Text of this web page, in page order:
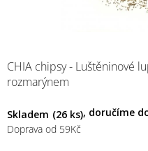
Skladem (26 ks)
CHIA chipsy - Luštěninové
rozmarýnem
Doprava od 59Kč